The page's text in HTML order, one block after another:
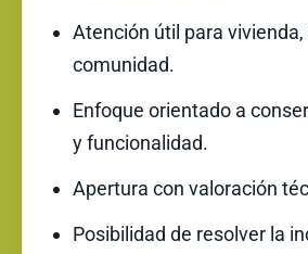
Atención útil para vivienda,
comunidad.
Enfoque orientado a
y funcionalidad.
Apertura con valoración
Posibilidad de resolver la